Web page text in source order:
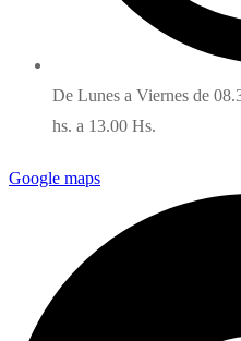
De Lunes a Viernes de
hs. a 13.00 Hs.
Google maps